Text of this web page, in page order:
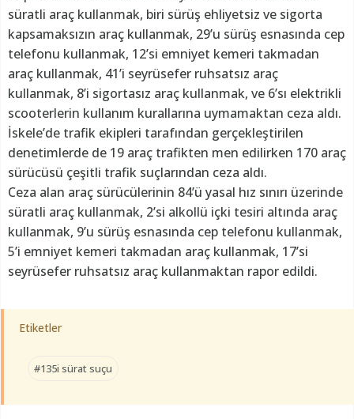
süratli araç kullanmak, biri sürüş ehliyetsiz ve sigorta
kapsamaksızın araç kullanmak, 29’u sürüş esnasında cep
telefonu kullanmak, 12’si emniyet kemeri takmadan
araç kullanmak, 41’i seyrüsefer ruhsatsız araç
kullanmak, 8’i sigortasız araç kullanmak, ve 6’sı elektrikli
scooterlerin kullanım kurallarına uymamaktan ceza aldı.
İskele’de trafik ekipleri tarafından gerçekleştirilen
denetimlerde de 19 araç trafikten men edilirken 170 araç
sürücüsü çeşitli trafik suçlarından ceza aldı.
Ceza alan araç sürücülerinin 84’ü yasal hız sınırı üzerinde
süratli araç kullanmak, 2’si alkollü içki tesiri altında araç
kullanmak, 9’u sürüş esnasında cep telefonu kullanmak,
5’i emniyet kemeri takmadan araç kullanmak, 17’si
seyrüsefer ruhsatsız araç kullanmaktan rapor edildi.
Etiketler
#135i sürat suçu